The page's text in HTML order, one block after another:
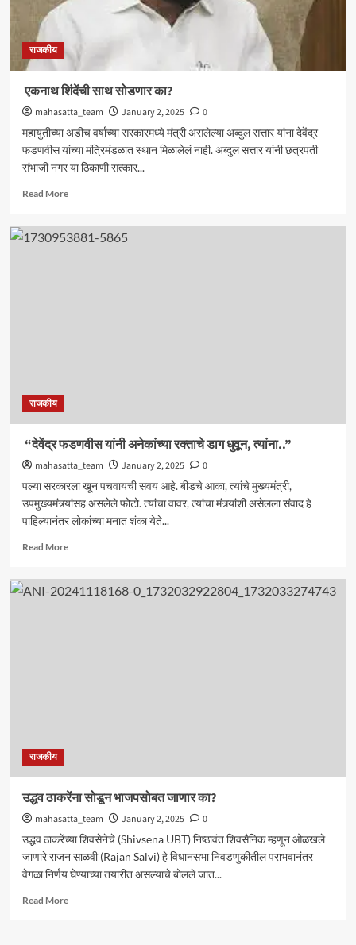
राजकीय
एकनाथ शिंदेंची साथ सोडणार का?
mahasatta_team January 2, 2025
0
महायुतीच्या अडीच वर्षांच्या सरकारमध्ये मंत्री असलेल्या अब्दुल सत्तार यांना देवेंद्र
फडणवीस यांच्या मंत्रिमंडळात स्थान मिळालेलं नाही. अब्दुल सत्तार यांनी छत्रपती
संभाजी नगर या ठिकाणी सत्कार...
Read MoreRead
एकनाथ
राजकीय
“देवेंद्र फडणवीस यांनी अनेकांच्या रक्ताचे डाग धुवून, त्यांना..”
mahasatta_team January 2, 2025
0
पल्या सरकारला खून पचवायची सवय आहे. बीडचे आका, त्यांचे मुख्यमंत्री,
उपमुख्यमंत्र्यांसह असलेले फोटो. त्यांचा वावर, त्यांचा मंत्र्यांशी असेलला संवाद हे
पाहिल्यानंतर लोकांच्या मनात शंका येते...
Read MoreRead
“देवेंद्र
राजकीय
उद्धव ठाकरेंना सोडून भाजपसोबत जाणार का?
mahasatta_team January 2, 2025
0
उद्धव ठाकरेंच्या शिवसेनेचे (Shivsena UBT) निष्ठावंत शिवसैनिक म्हणून ओळखले
जाणारे राजन साळवी (Rajan Salvi) हे विधानसभा निवडणुकीतील पराभवानंतर
वेगळा निर्णय घेण्याच्या तयारीत असल्याचे बोलले जात...
Read MoreRead